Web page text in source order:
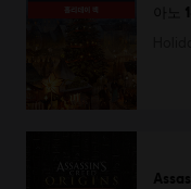
아노